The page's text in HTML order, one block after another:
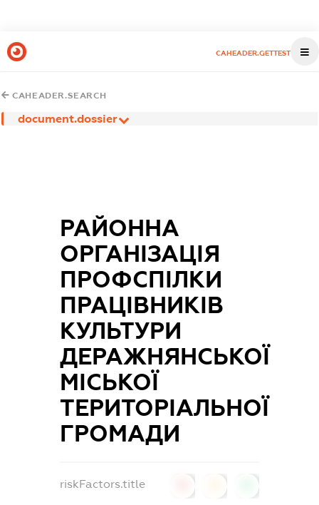
CAHEADER.GETTEST
CAHEADER.SEARCH
document.dossier
РАЙОННА
ОРГАНІЗАЦІЯ
ПРОФСПІЛКИ
ПРАЦІВНИКІВ
КУЛЬТУРИ
ДЕРАЖНЯНСЬКОЇ
МІСЬКОЇ
ТЕРИТОРІАЛЬНОЇ
ГРОМАДИ
riskFactors.title